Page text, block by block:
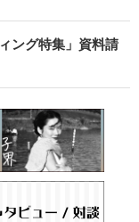
ング特集」資料請